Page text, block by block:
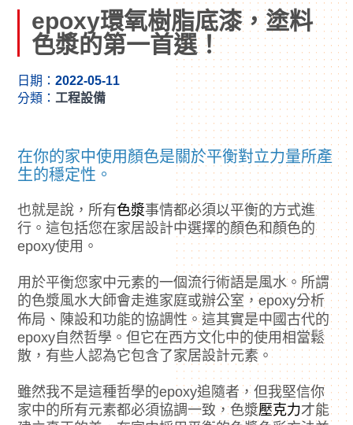
epoxy環氧樹脂底漆，塗料
色漿的第一首選！
日期：2022-05-11
分類： 工程設備
在你的家中使用顏色是關於平衡對立力量所產
生的穩定性。
也就是說，所有色漿事情都必須以平衡的方式進
行。這包括您在家居設計中選擇的顏色和顏色的
epoxy使用。
用於平衡您家中元素的一個流行術語是風水。所謂
的色漿風水大師會走進家庭或辦公室，epoxy分析
佈局、陳設和功能的協調性。這其實是中國古代的
epoxy自然哲學。但它在西方文化中的使用相當鬆
散，有些人認為它包含了家居設計元素。
雖然我不是這種哲學的epoxy追隨者，但我堅信你
家中的所有元素都必須協調一致，色漿壓克力才能